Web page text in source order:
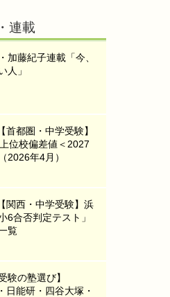
連載
加藤紀子連載「今、
人」
首都圏・中学受験】
位校偏差値＜2027
2026年4月）
関西・中学受験】浜
6合否判定テスト」
覧
験の塾選び】
日能研・四谷大塚・